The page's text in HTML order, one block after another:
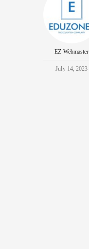
EZ Webmaster
July 14, 2023